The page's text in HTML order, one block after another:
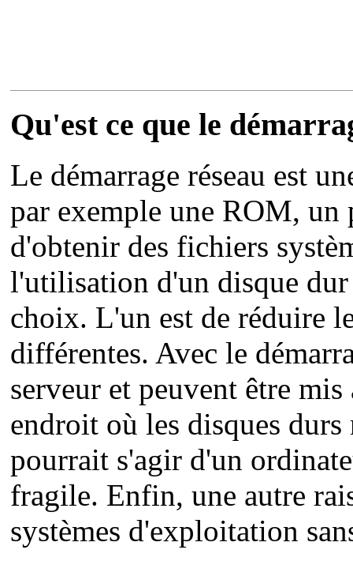
Qu'est ce que le
Le démarrage réseau est
par exemple une ROM, un
d'obtenir des fichiers
l'utilisation d'un disque dur
choix. L'un est de réduire
différentes. Avec le
serveur et peuvent être
endroit où les disques durs
pourrait s'agir d'un
fragile. Enfin, une autre
systèmes d'exploitation